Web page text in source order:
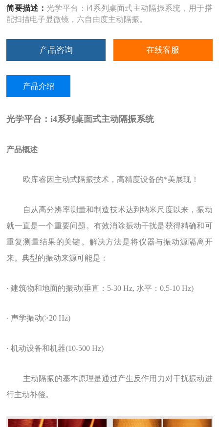
简要描述： 光学平台：i4系列桌面式主动隔振系统，用于搭
配扫描电子显微镜，六自由度主动隔振。
产品咨询 在线客服
产品介绍
光学平台：i4系列桌面式主动隔振系统
产品概述
欧库睿因主动式隔振技术，高精度设备的*美展现！
自从高分辨率测量和制造技术达到纳米尺度以来，振动
就一直是一个重要问题。有效消除振动干扰是获得精确和可
重复测量结果的关键。解决方法是将仪器与振动源隔离开
来。典型的振动来源可能是：
· 建筑物和地面的振动(垂直：5-30 Hz, 水平：0.5-10 Hz)
· 声学振动(>20 Hz)
· 机动设备和机器(10-500 Hz)
主动隔振的基本原理是通过产生反作用力对干扰振动进
行主动补偿。